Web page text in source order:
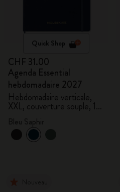
Quick Shop
CHF 31.00
Agenda Essential
hebdomadaire 2027
Hebdomadaire verticale,
XXL, couverture souple, 15
mois